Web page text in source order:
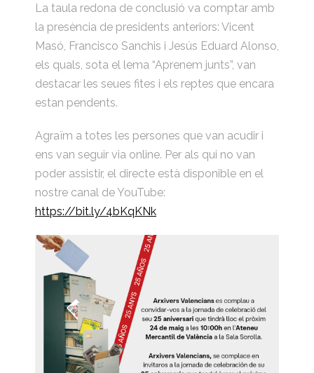
La taula redona de conclusió va comptar amb
la presència de presidents anteriors: Vicent
Masó, Francisco Sanchis i Jesús Eduard Alonso,
els quals, sota el lema “Aprenem junts”, van
destacar les seues fites i els reptes que encara
estan pendents.
Agraïm a totes les persones que van acudir i
ens van seguir via online. Per als qui no van
poder assistir, el directe està disponible en el
nostre canal de YouTube:
https://bit.ly/4bKqKNk